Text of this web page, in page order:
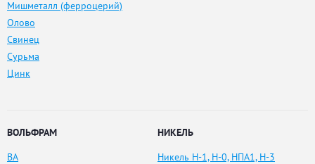
Мишметалл (ферроцерий)
Олово
Свинец
Сурьма
Цинк
ВОЛЬФРАМ
ВА
НИКЕЛЬ
Никель Н-1, Н-0, НПА1, Н-3